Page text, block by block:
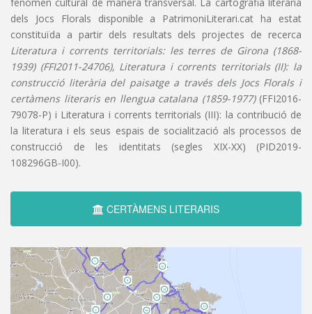
dels Jocs Florals disponible a PatrimoniLiterari.cat ha estat
constituïda a partir dels resultats dels projectes de recerca
Literatura i corrents territorials: les terres de Girona (1868-
1939) (FFI2011-24706), Literatura i corrents territorials (II): la
construcció literària del paisatge a través dels Jocs Florals i
certàmens literaris en llengua catalana (1859-1977)(FFI2016-
79078-P) i Literatura i corrents territorials (III): la contribució de
la literatura i els seus espais de socialització als processos de
construcció de les identitats (segles XIX-XX) (PID2019-
108296GB-I00).
CERTÀMENS LITERARIS